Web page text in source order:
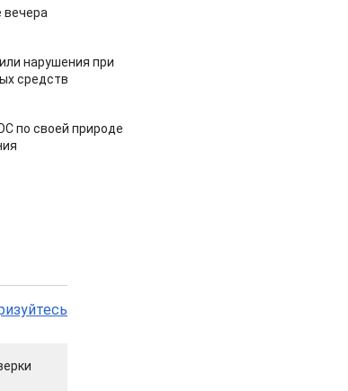
вечера
нарушения при
средств
по своей природе